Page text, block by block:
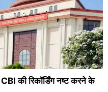
की रिकॉर्डिंग नष्ट करने के